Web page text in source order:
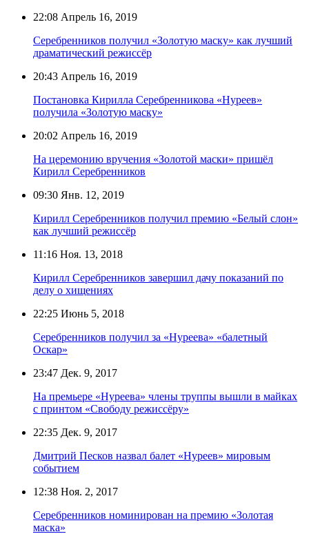
22:08 Апрель 16, 2019
Серебренников получил «Золотую маску» как лучший
драматический режиссёр
20:43 Апрель 16, 2019
Постановка Кирилла Серебренникова «Нуреев»
получила «Золотую маску»
20:02 Апрель 16, 2019
На церемонию вручения «Золотой маски» пришёл
Кирилл Серебренников
09:30 Янв. 12, 2019
Кирилл Серебренников получил премию «Белый слон»
как лучший режиссёр
11:16 Ноя. 13, 2018
Кирилл Серебренников завершил дачу показаний по
делу о хищениях
22:25 Июнь 5, 2018
Серебренников получил за «Нуреева» «балетный
Оскар»
23:47 Дек. 9, 2017
На премьере «Нуреева» члены труппы вышли в майках
с принтом «Свободу режиссёру»
22:35 Дек. 9, 2017
Дмитрий Песков назвал балет «Нуреев» мировым
событием
12:38 Ноя. 2, 2017
Серебренников номинирован на премию «Золотая
маска»